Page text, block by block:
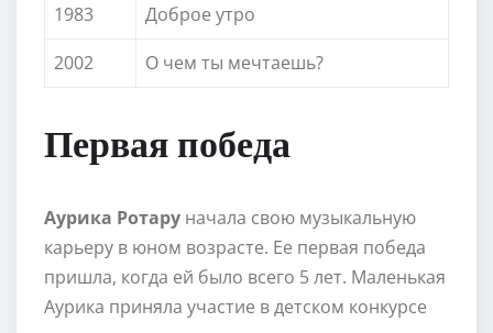
1983
Доброе утро
2002
О чем ты мечтаешь?
Первая победа
Аурика Ротару начала свою музыкальную
карьеру в юном возрасте. Ее первая победа
пришла, когда ей было всего 5 лет. Маленькая
Аурика приняла участие в детском конкурсе